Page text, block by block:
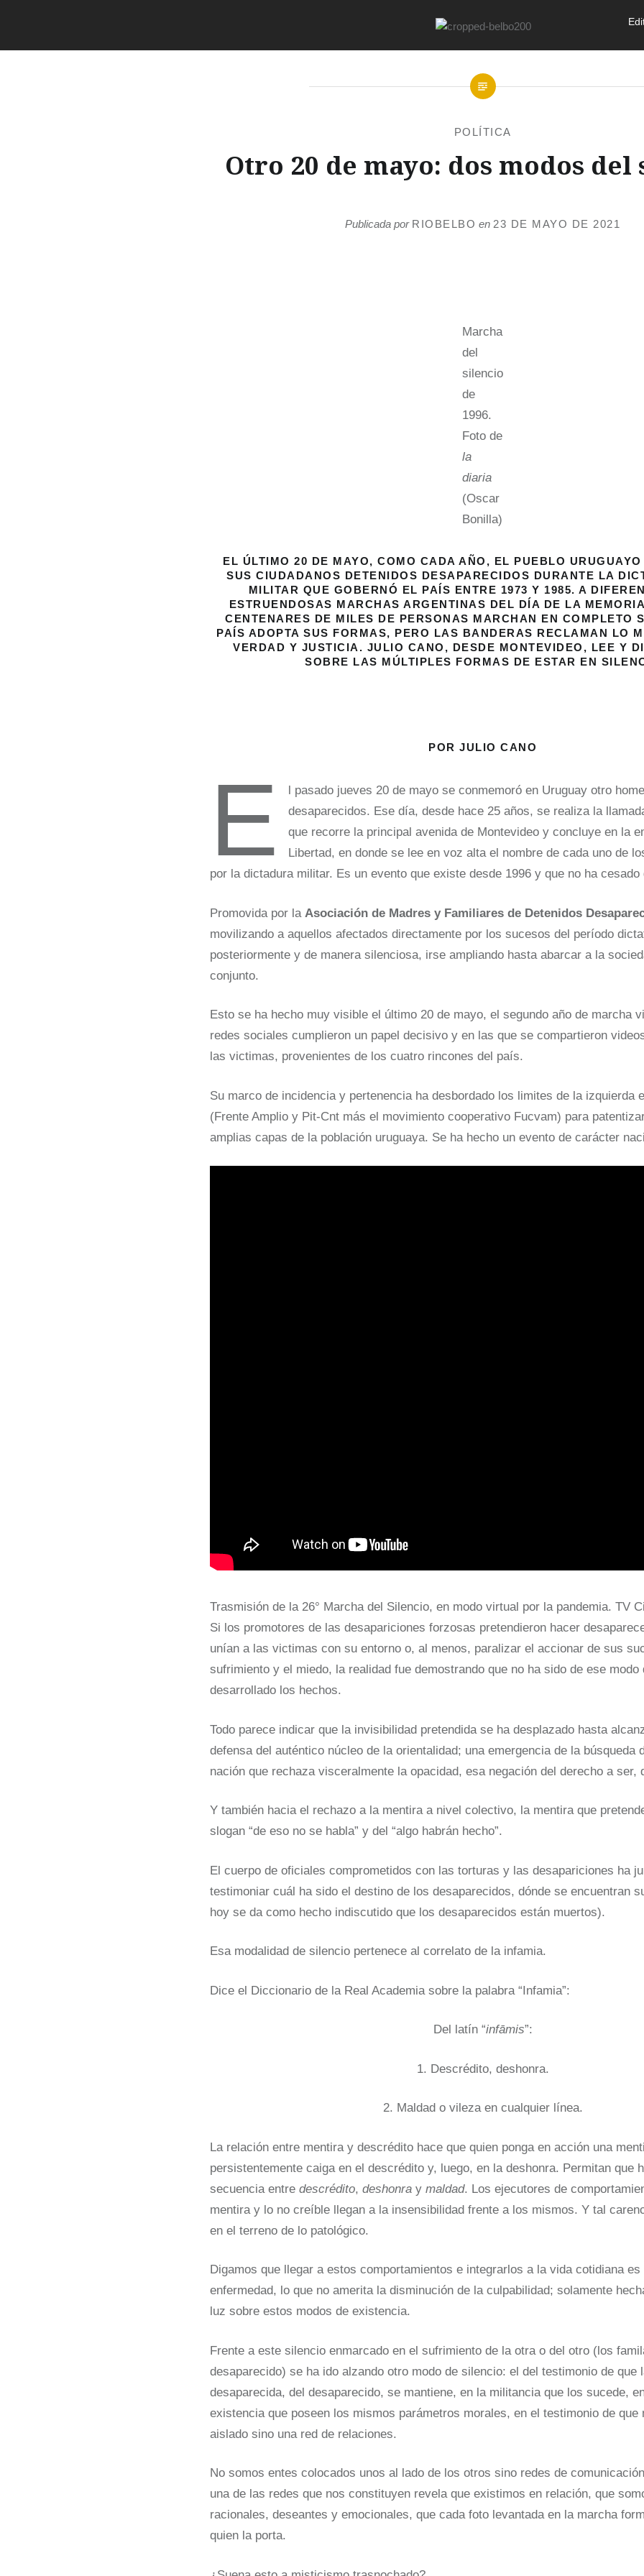
POLÍTICA
Otro 20 de mayo: dos modos
Publicada por RIOBELBO en 23 DE MAYO DE 2021
Marcha
del
silencio
de
1996.
Foto de
la
diaria
(Oscar
Bonilla)
EL ÚLTIMO 20 DE MAYO, COMO CADA AÑO, EL PUEBLO
SUS CIUDADANOS DETENIDOS DESAPARECIDOS DURANTE LA
MILITAR QUE GOBERNÓ EL PAÍS ENTRE 1973 Y 1985. A
ESTRUENDOSAS MARCHAS ARGENTINAS DEL DÍA DE LA
CENTENARES DE MILES DE PERSONAS MARCHAN EN COMPLETO
PAÍS ADOPTA SUS FORMAS, PERO LAS BANDERAS RECLAMAN LO
VERDAD Y JUSTICIA. JULIO CANO, DESDE MONTEVIDEO, LEE Y
SOBRE LAS MÚLTIPLES FORMAS DE ESTAR EN
POR JULIO CANO
E
l pasado jueves 20 de mayo se conmemoró en Uruguay otro
desaparecidos. Ese día, desde hace 25 años, se realiza la
que recorre la principal avenida de Montevideo y concluye en la
Libertad, en donde se lee en voz alta el nombre de cada uno de
por la dictadura militar. Es un evento que existe desde 1996 y que no ha cesado
Promovida por la Asociación de Madres y Familiares de Detenidos
movilizando a aquellos afectados directamente por los sucesos del período
posteriormente y de manera silenciosa, irse ampliando hasta abarcar a la
conjunto.
Esto se ha hecho muy visible el último 20 de mayo, el segundo año de marcha
redes sociales cumplieron un papel decisivo y en las que se compartieron
las victimas, provenientes de los cuatro rincones del país.
Su marco de incidencia y pertenencia ha desbordado los limites de la izquierda
(Frente Amplio y Pit-Cnt más el movimiento cooperativo Fucvam) para
amplias capas de la población uruguaya. Se ha hecho un evento de carácter
Trasmisión de la 26° Marcha del Silencio, en modo virtual por la pandemia. TV
Si los promotores de las desapariciones forzosas pretendieron hacer
unían a las victimas con su entorno o, al menos, paralizar el accionar de sus
sufrimiento y el miedo, la realidad fue demostrando que no ha sido de ese modo
desarrollado los hechos.
Todo parece indicar que la invisibilidad pretendida se ha desplazado hasta
defensa del auténtico núcleo de la orientalidad; una emergencia de la búsqueda
nación que rechaza visceralmente la opacidad, esa negación del derecho a ser,
Y también hacia el rechazo a la mentira a nivel colectivo, la mentira que
slogan “de eso no se habla” y del “algo habrán hecho”.
El cuerpo de oficiales comprometidos con las torturas y las desapariciones ha
testimoniar cuál ha sido el destino de los desaparecidos, dónde se encuentran
hoy se da como hecho indiscutido que los desaparecidos están muertos).
Esa modalidad de silencio pertenece al correlato de la infamia.
Dice el Diccionario de la Real Academia sobre la palabra “Infamia”:
Del latín “infāmis”:
1. Descrédito, deshonra.
2. Maldad o vileza en cualquier línea.
La relación entre mentira y descrédito hace que quien ponga en acción una
persistentemente caiga en el descrédito y, luego, en la deshonra. Permitan que
secuencia entre descrédito, deshonra y maldad. Los ejecutores de
mentira y lo no creíble llegan a la insensibilidad frente a los mismos. Y tal
en el terreno de lo patológico.
Digamos que llegar a estos comportamientos e integrarlos a la vida cotidiana es
enfermedad, lo que no amerita la disminución de la culpabilidad; solamente
luz sobre estos modos de existencia.
Frente a este silencio enmarcado en el sufrimiento de la otra o del otro (los
desaparecido) se ha ido alzando otro modo de silencio: el del testimonio de que
desaparecida, del desaparecido, se mantiene, en la militancia que los sucede,
existencia que poseen los mismos parámetros morales, en el testimonio de que
aislado sino una red de relaciones.
No somos entes colocados unos al lado de los otros sino redes de
una de las redes que nos constituyen revela que existimos en relación, que
racionales, deseantes y emocionales, que cada foto levantada en la marcha
quien la porta.